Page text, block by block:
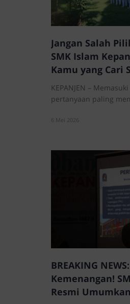
Jangan Salah
SMK Islam
Kamu yang Cari
KEPANJEN – Memasuki musim kelulusan SMP,
pertanyaan paling
6 Mei 2026
BREAKING
Kemenangan!
Resmi